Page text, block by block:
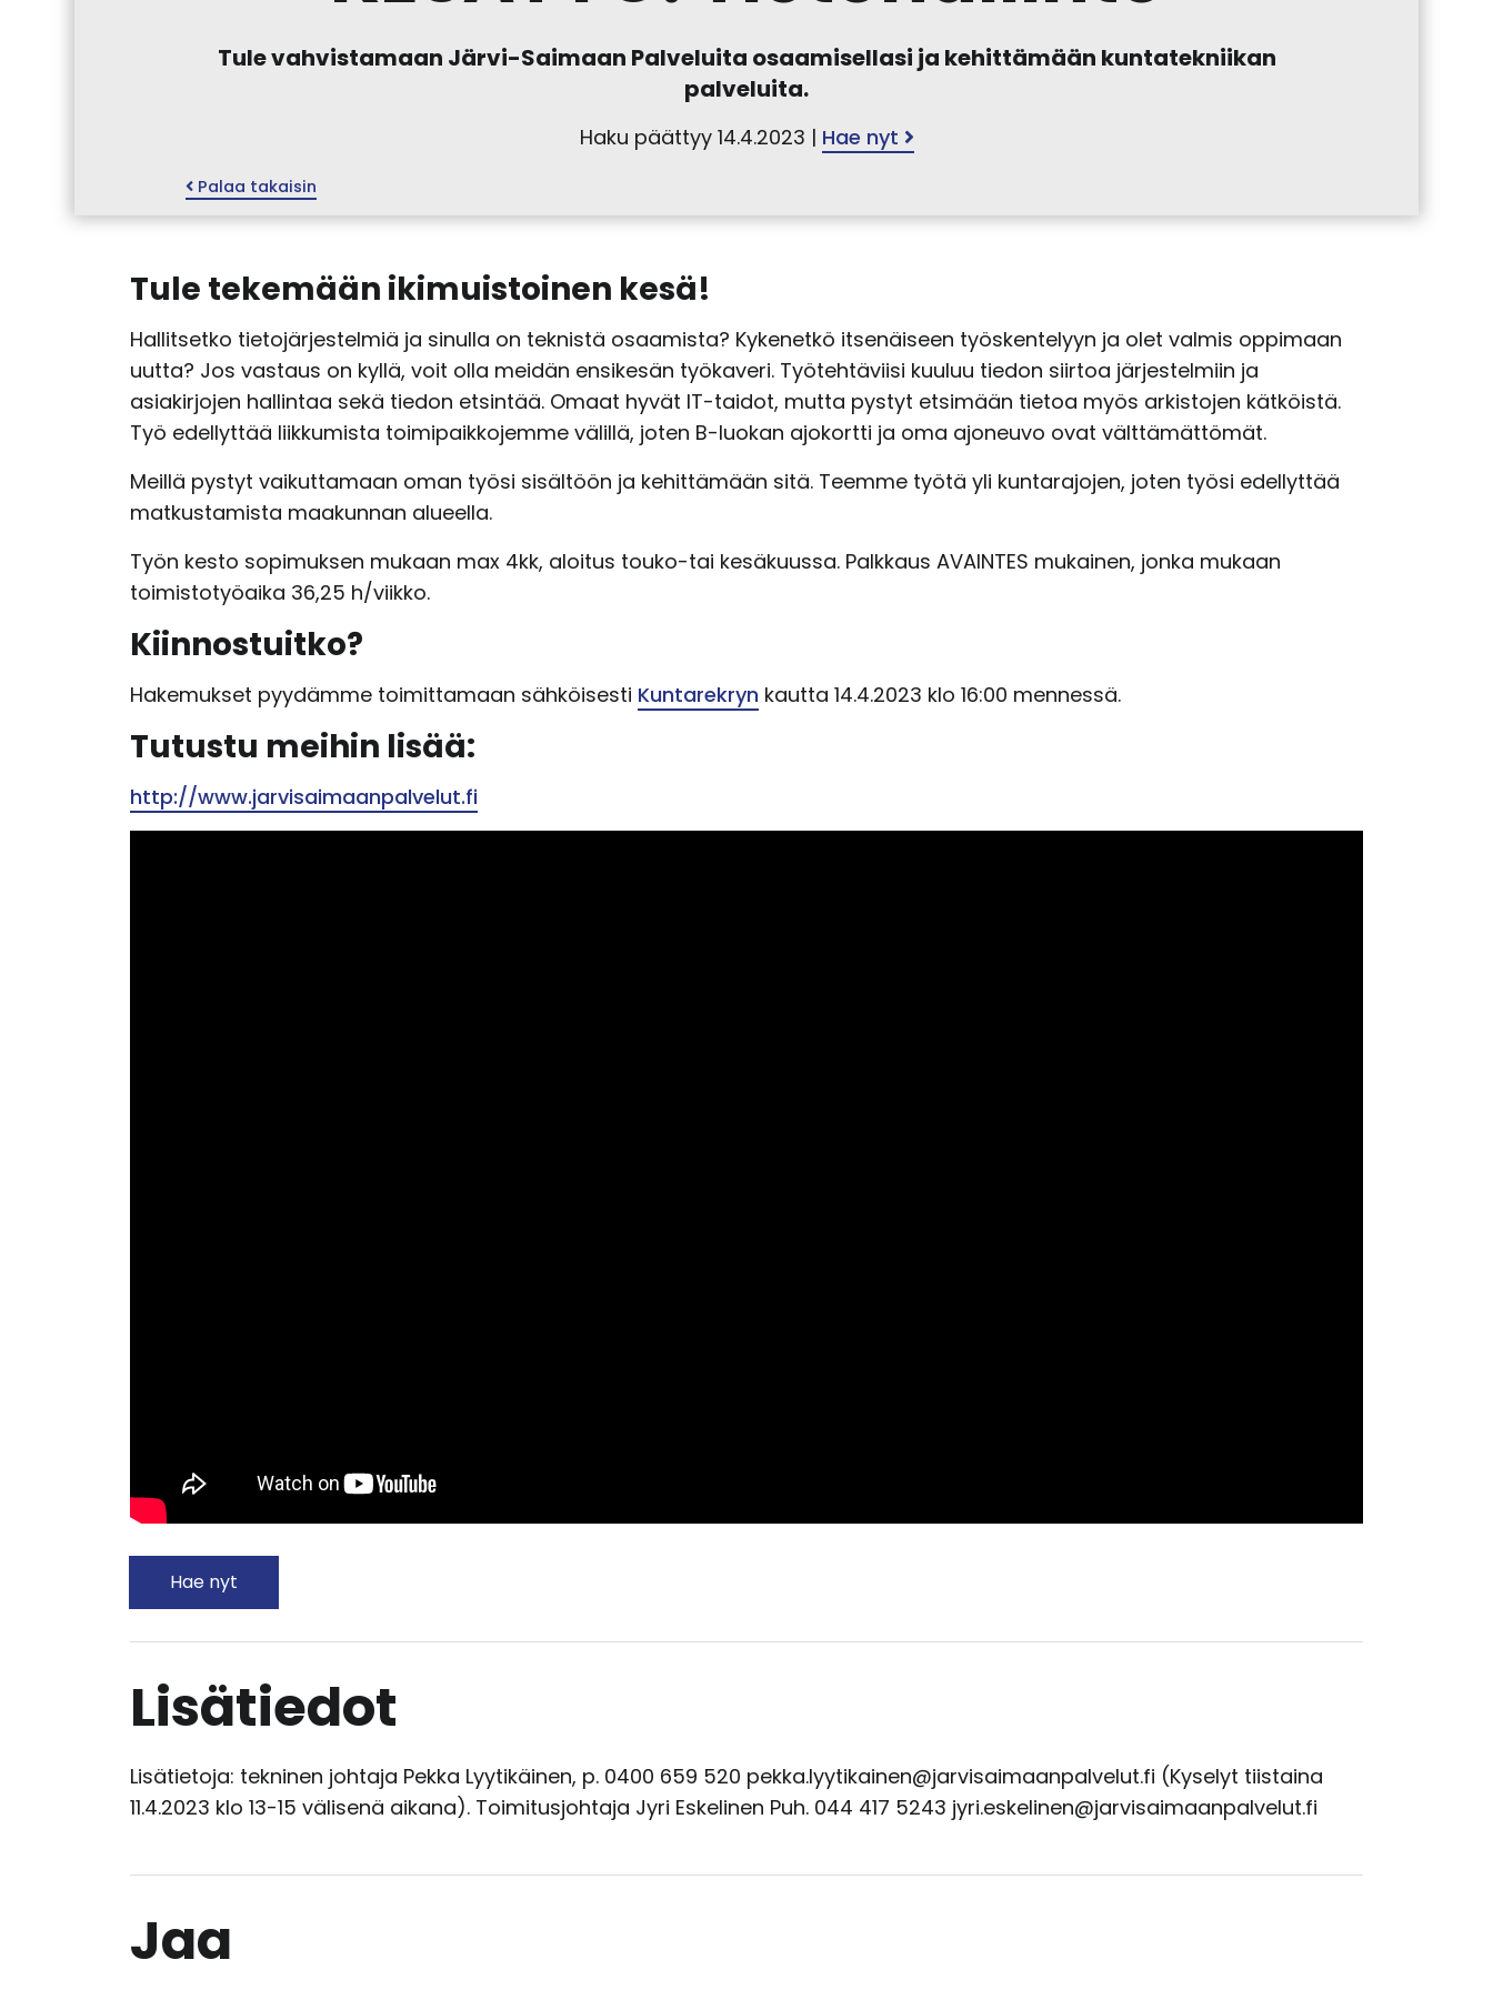
Tule vahvistamaan Järvi-Saimaan Palveluita osaamisellasi ja kehittämään kuntatekniikan
palveluita.
Haku päättyy 14.4.2023 | Hae nyt
Palaa takaisin
Tule tekemään ikimuistoinen kesä!
Hallitsetko tietojärjestelmiä ja sinulla on teknistä osaamista? Kykenetkö itsenäiseen työskentelyyn ja olet valmis oppimaan
uutta? Jos vastaus on kyllä, voit olla meidän ensikesän työkaveri. Työtehtäviisi kuuluu tiedon siirtoa järjestelmiin ja
asiakirjojen hallintaa sekä tiedon etsintää. Omaat hyvät IT-taidot, mutta pystyt etsimään tietoa myös arkistojen kätköistä.
Työ edellyttää liikkumista toimipaikkojemme välillä, joten B-luokan ajokortti ja oma ajoneuvo ovat välttämättömät.
Meillä pystyt vaikuttamaan oman työsi sisältöön ja kehittämään sitä. Teemme työtä yli kuntarajojen, joten työsi edellyttää
matkustamista maakunnan alueella.
Työn kesto sopimuksen mukaan max 4kk, aloitus touko-tai kesäkuussa. Palkkaus AVAINTES mukainen, jonka mukaan
toimistotyöaika 36,25 h/viikko.
Kiinnostuitko?
Hakemukset pyydämme toimittamaan sähköisesti Kuntarekryn kautta 14.4.2023 klo 16:00 mennessä.
Tutustu meihin lisää:
http://www.jarvisaimaanpalvelut.fi
Hae nyt
Lisätiedot
Lisätietoja: tekninen johtaja Pekka Lyytikäinen, p. 0400 659 520 pekka.lyytikainen@jarvisaimaanpalvelut.fi (Kyselyt tiistaina
11.4.2023 klo 13-15 välisenä aikana). Toimitusjohtaja Jyri Eskelinen Puh. 044 417 5243 jyri.eskelinen@jarvisaimaanpalvelut.fi
Jaa